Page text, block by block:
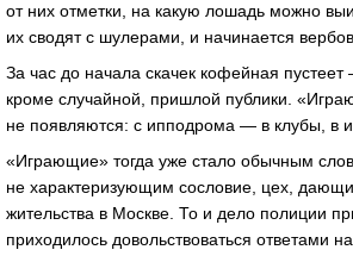
от них отметки, на какую лошадь можно
их сводят с шулерами, и начинается
За час до начала скачек кофейная
кроме случайной, пришлой публики.
не появляются: с ипподрома — в клубы, в
«Играющие» тогда уже стало обычным
не характеризующим сословие, цех,
жительства в Москве. То и дело полиции
приходилось довольствоваться ответами